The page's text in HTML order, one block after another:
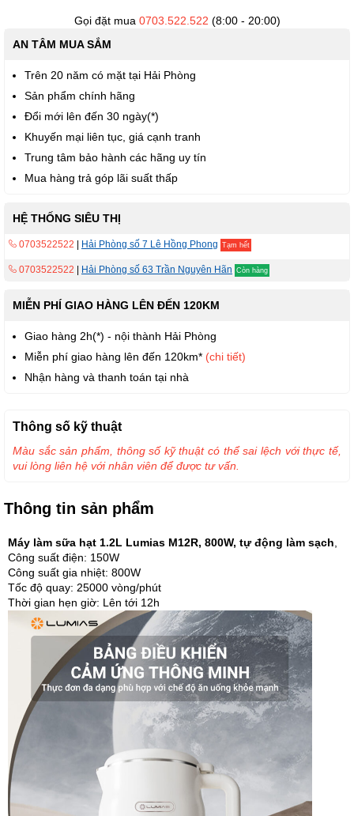
Gọi đặt mua 0703.522.522 (8:00 - 20:00)
AN TÂM MUA SẮM
Trên 20 năm có mặt tại Hải Phòng
Sản phẩm chính hãng
Đổi mới lên đến 30 ngày(*)
Khuyến mại liên tục, giá cạnh tranh
Trung tâm bảo hành các hãng uy tín
Mua hàng trả góp lãi suất thấp
HỆ THỐNG SIÊU THỊ
0703522522 Hải Phòng số 7 Lê Hồng Phong Tạm hết
0703522522 Hải Phòng số 63 Trần Nguyên Hãn Còn hàng
MIỄN PHÍ GIAO HÀNG LÊN ĐẾN 120KM
Giao hàng 2h(*) - nội thành Hải Phòng
Miễn phí giao hàng lên đến 120km* (chi tiết)
Nhận hàng và thanh toán tại nhà
Thông tin sản phẩm
Máy làm sữa hạt 1.2L Lumias M12R, 800W, tự động làm sạch
Công suất điện: 150W
Công suất gia nhiệt: 800W
Tốc độ quay: 25000 vòng/phút
Thời gian hẹn giờ: Lên tới 12h
Thông số kỹ thuật
Màu sắc sản phẩm, thông số kỹ thuật có thể sai lệch với thực tế,
vui lòng liên hệ với nhân viên để được tư vấn.